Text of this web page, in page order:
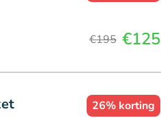
€195 €125
26% korting